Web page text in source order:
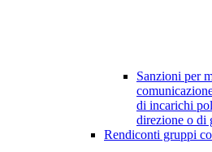
Sanzioni per
di incarichi
direzione o di
Rendiconti gruppi